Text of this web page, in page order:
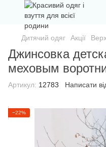
Дитячий одяг Акції
Джинсовка
меховым
Артикул: 12783 Написати
−22%